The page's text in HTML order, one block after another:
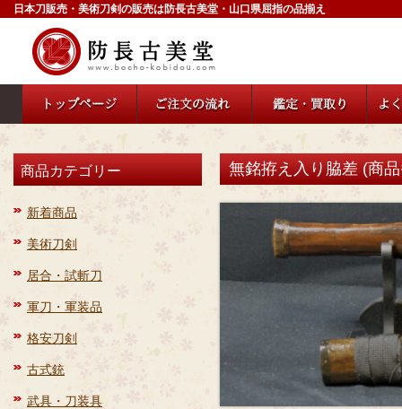
日本刀販売・美術刀剣の販売は防長古美堂・山口県屈指の品揃え
商品カテゴリー
新着商品
美術刀剣
居合・試斬刀
軍刀・軍装品
格安刀剣
古式銃
武具・刀装具
無銘拵え入り脇差 (商